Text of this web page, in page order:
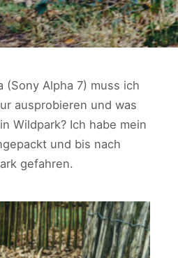
(Sony Alpha 7) muss ich
ausprobieren und was
Wildpark? Ich habe mein
und bis nach
gefahren.